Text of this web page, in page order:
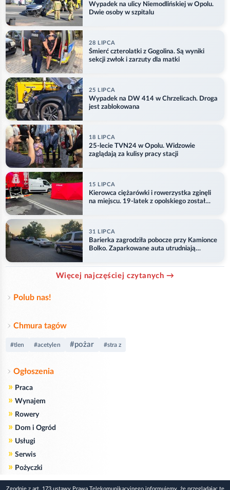
Wypadek na ulicy Niemodlińskiej w Opolu.
Dwie osoby w szpitalu
28 LIPCA
Śmierć czterolatki z Gogolina. Są wyniki
sekcji zwłok i zarzuty dla matki
25 LIPCA
Wypadek na DW 414 w Chrzelicach. Droga
jest zablokowana
18 LIPCA
25-lecie TVN24 w Opolu. Widzowie
zaglądają za kulisy pracy stacji
15 LIPCA
Kierowca ciężarówki i rowerzystka zginęli
na miejscu. 19-latek z opolskiego został
31 LIPCA
Barierka zagrodziła pobocze przy Kamionce
Bolko. Zaparkowane auta utrudniają
Więcej najczęściej czytanych →
Polub nas!
Chmura tagów
#tlen #acetylen #pożar #stra z
Ogłoszenia
» Praca
» Wynajem
» Rowery
» Dom i Ogród
» Usługi
» Serwis
» Pożyczki
Zgodnie z art. 173 ustawy Prawa Telekomunikacyjnego informujemy, że przeglądając tę